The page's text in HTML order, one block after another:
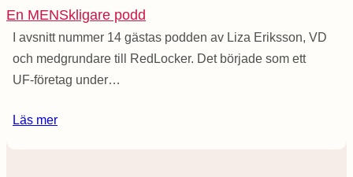
En MENSkligare podd
I avsnitt nummer 14 gästas podden av Liza Eriksson, VD
och medgrundare till RedLocker. Det började som ett
UF-företag under…
Läs mer